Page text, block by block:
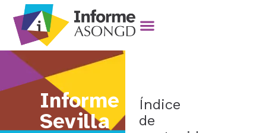
Informe
Sevilla
Índice
de